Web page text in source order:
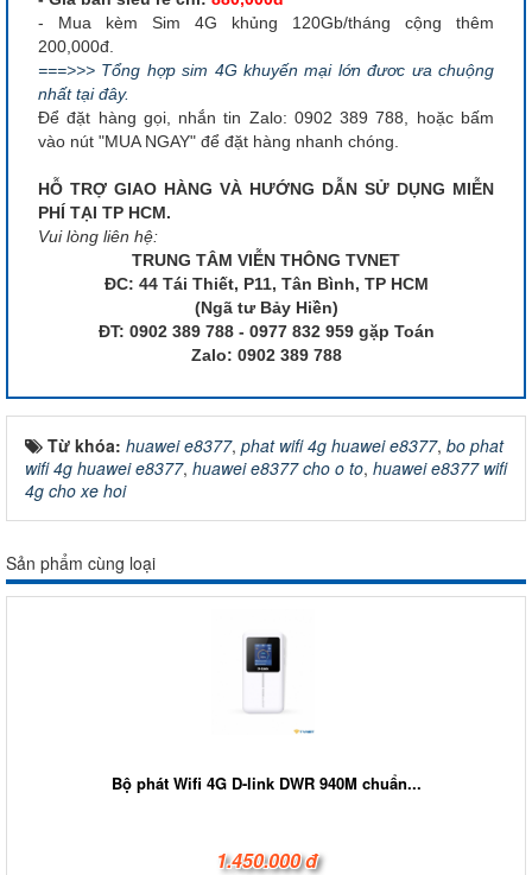
- Mua kèm Sim 4G khủng 120Gb/tháng cộng thêm
200,000đ.
===>>> Tổng hợp sim 4G khuyến mại lớn đươc ưa chuộng
nhất tại đây.
Để đặt hàng gọi, nhắn tin Zalo: 0902 389 788, hoặc bấm
vào nút "MUA NGAY" để đặt hàng nhanh chóng.
HỖ TRỢ GIAO HÀNG VÀ HƯỚNG DẪN SỬ DỤNG MIỄN
PHÍ TẠI TP HCM.
Vui lòng liên hệ:
TRUNG TÂM VIỄN THÔNG TVNET
ĐC: 44 Tái Thiết, P11, Tân Bình, TP HCM
(Ngã tư Bảy Hiền)
ĐT: 0902 389 788 - 0977 832 959 gặp Toán
Zalo: 0902 389 788
Từ khóa: huawei e8377, phat wifi 4g huawei e8377, bo phat
wifi 4g huawei e8377, huawei e8377 cho o to, huawei e8377 wifi
4g cho xe hoi
Sản phẩm cùng loại
Bộ phát Wifi 4G D-link DWR 940M chuẩn...
1.450.000 đ